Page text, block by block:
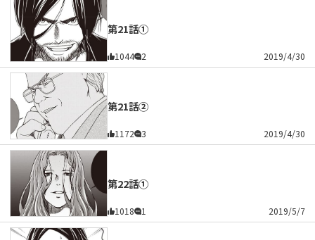
第21話①
1044 2 2019/4/30
第21話②
1172 3 2019/4/30
第22話①
1018 1 2019/5/7